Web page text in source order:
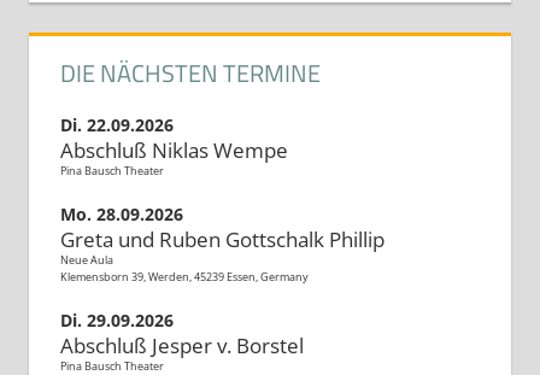
DIE NÄCHSTEN TERMINE
Di. 22.09.2026
Abschluß Niklas Wempe
Pina Bausch Theater
Mo. 28.09.2026
Greta und Ruben Gottschalk Phillip
Neue Aula
Klemensborn 39, Werden, 45239 Essen, Germany
Di. 29.09.2026
Abschluß Jesper v. Borstel
Pina Bausch Theater